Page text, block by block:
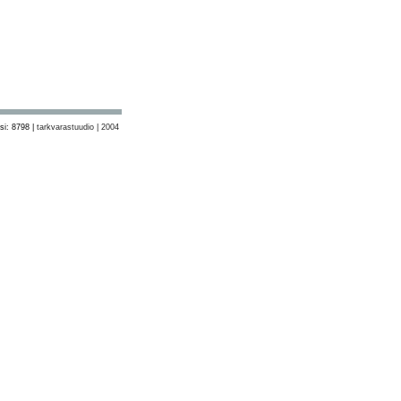
8798 | tarkvarastuudio | 2004